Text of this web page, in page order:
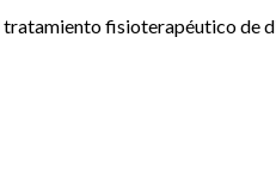
tratamiento fisioterapéutico de